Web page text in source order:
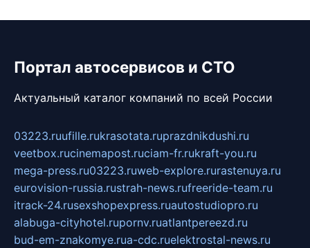
Портал автосервисов и СТО
Актуальный каталог компаний по всей России
03223.ruufille.rukrasotata.ruprazdnikdushi.ru
veetbox.rucinemapost.ruciam-fr.rukraft-you.ru
mega-press.ru03223.ruweb-explore.rurastenuya.ru
eurovision-russia.rustrah-news.rufreeride-team.ru
itrack-24.rusexshopexpress.ruautostudiopro.ru
alabuga-cityhotel.rupornv.ruatlantpereezd.ru
bud-em-znakomye.rua-cdc.ruelektrostal-news.ru